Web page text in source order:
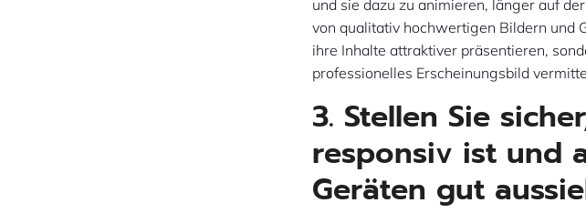
und sie dazu zu animieren, länger auf
von qualitativ hochwertigen Bildern und
ihre Inhalte attraktiver präsentieren,
professionelles Erscheinungsbild
3. Stellen Sie
responsiv ist und
Geräten gut